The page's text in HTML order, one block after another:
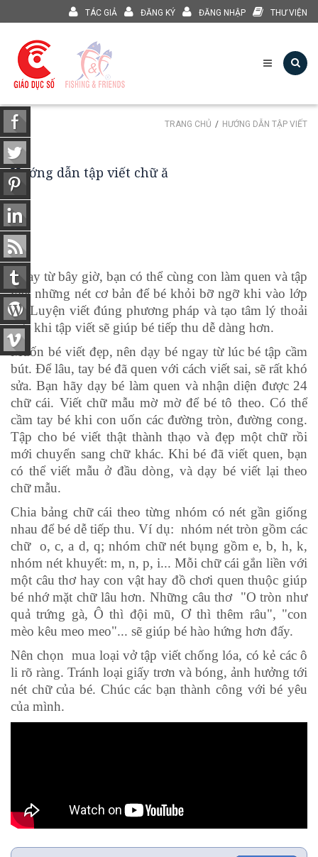
TÁC GIẢ ĐĂNG KÝ ĐĂNG NHẬP THƯ VIỆN
TRANG CHỦ HƯỚNG DẪN TẬP VIẾT
Hướng dẫn tập viết chữ ă
Ngay từ bây giờ, bạn có thể cùng con làm quen và tập
viết những nét cơ bản để bé khỏi bỡ ngỡ khi vào lớp
1. Luyện viết đúng phương pháp và tạo tâm lý thoải
mái khi tập viết sẽ giúp bé tiếp thu dễ dàng hơn.
Muốn bé viết đẹp, nên dạy bé ngay từ lúc bé tập cầm
bút. Để lâu, tay bé đã quen với cách viết sai, sẽ rất khó
sửa. Bạn hãy dạy bé làm quen và nhận diện được 24
chữ cái. Viết chữ mẫu mờ mờ để bé tô theo. Có thể
cầm tay bé khi con uốn các đường tròn, đường cong.
Tập cho bé viết thật thành thạo và đẹp một chữ rồi
mới chuyển sang chữ khác. Khi bé đã viết quen, bạn
có thể viết mẫu ở đầu dòng, và dạy bé viết lại theo
chữ mẫu.
Chia bảng chữ cái theo từng nhóm có nét gần giống
nhau để bé dễ tiếp thu. Ví dụ: nhóm nét tròn gồm các
chữ o, c, a d, q; nhóm chữ nét bụng gồm e, b, h, k,
nhóm nét khuyết: m, n, p, i... Mỗi chữ cái gắn liền với
một câu thơ hay con vật hay đồ chơi quen thuộc giúp
bé nhớ mặt chữ lâu hơn. Những câu thơ "O tròn như
quả trứng gà, Ô thì đội mũ, Ơ thì thêm râu", "con
mèo kêu meo meo"... sẽ giúp bé hào hứng hơn đấy.
Nên chọn mua loại vở tập viết chống lóa, có kẻ các ô
li rõ ràng. Tránh loại giấy trơn và bóng, ảnh hưởng tới
nét chữ của bé. Chúc các bạn thành công với bé yêu
của mình.